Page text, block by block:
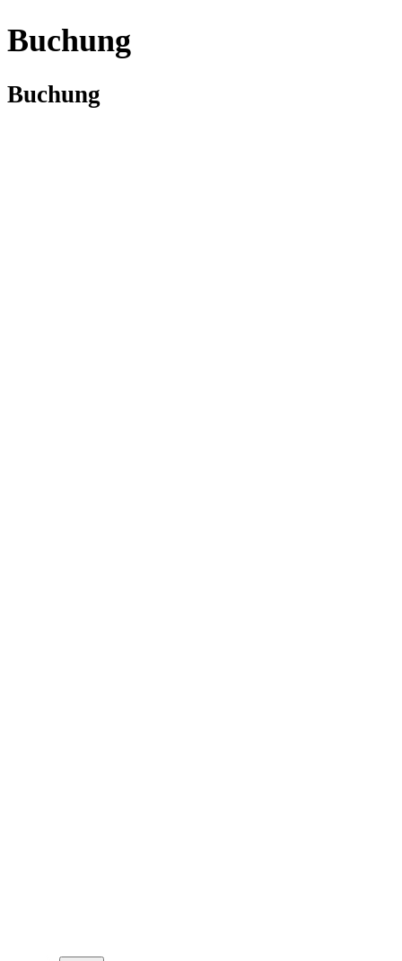
Buchung
Buchung